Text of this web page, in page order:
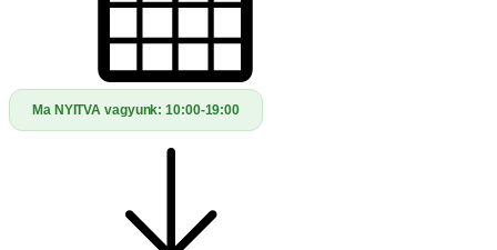
Ma NYITVA vagyunk:10:00-19:00